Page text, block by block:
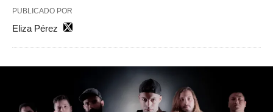
PUBLICADO POR
Eliza Pérez